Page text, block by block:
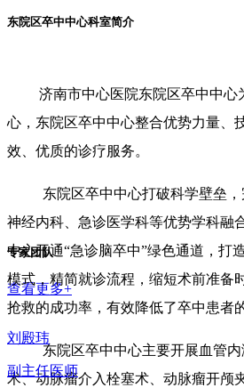
东院区卒中中心科室简介
济南市中心医院东院区卒中中心
心，东院区卒中中心整合优势力量、
效、优质的诊疗服务。
东院区卒中中心打破科学壁垒，
神经内科、急诊医学科等优势学科融
中心开通“急诊脑卒中”绿色通道，打
模式，精简就诊流程，缩短术前准备
抢救的成功率，有效降低了卒中患者
东院区卒中中心主要开展血管
术、动脉瘤介入栓塞术、动脉瘤开颅
专家团队
查看更多+
刘殿玮
副主任医师